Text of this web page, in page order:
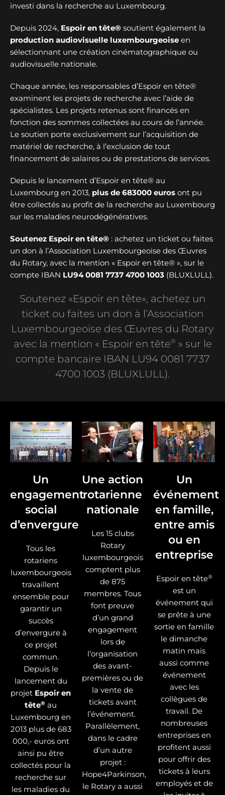
investi dans la recherche au Luxembourg.
Depuis 2024, Espoir en tête® soutient également la
production audiovisuelle luxembourgeoise en
sélectionnant une création cinématographique ou
audiovisuelle nationale.
Chaque année, les responsables d’Espoir en tête®
examinent les projets de recherche avec l’aide de
spécialistes. Les projets retenus sont financés en
fonction des sommes collectées au cours de l’année.
Le soutien porte exclusivement sur l’acquisition de
matériel de recherche, à l’exclusion de tout
financement de salaires ou de prestations de services.
Depuis le lancement d’Espoir en tête® au
Luxembourg en 2013, plus de 683000 euros ont pu
être collectés au profit de la recherche au Luxembourg
sur les maladies neurodégénératives.
Soutenez Espoir en tête® : achetez un ticket ou faites
un don à l’Association Luxembourgeoise des Œuvres
du Rotary, avec la mention « Espoir en tête® », sur le
compte IBAN LU94 0081 7737 4700 1003 (BLUXLULL).
Soutenez «Espoir en tête», achetez un
ticket ou faites un don à l’Association
Luxembourgeoise des Œuvres du Rotary
avec la mention « Espoir en tête® » sur le
compte bancaire IBAN LU94 0081 7737
4700 1003 (BLUXLULL).
Un
engagement
social
d’envergure
Tous les
rotariens
luxembourgeois
travaillent
ensemble pour
garantir un
succès
d’envergure à
ce projet
commun.
Depuis le
lancement du
projet Espoir en
tête® au
Luxembourg en
2013 plus de 683
000,- euros ont
ainsi pu être
collectés pour la
recherche sur
les maladies du
Une action
rotarienne
nationale
Les 15 clubs
Rotary
luxembourgeois
comptent plus
de 875
membres. Tous
font preuve
d’un grand
engagement
lors de
l’organisation
des avant-
premières ou de
la vente de
tickets avant
l’événement.
Parallèlement,
dans le cadre
d’un autre
projet :
Hope4Parkinson,
le Rotary a aussi
Un
événement
en famille,
entre amis
ou en
entreprise
Espoir en tête®
est un
événement qui
se prête à une
sortie en famille
le dimanche
matin mais
aussi comme
événement
avec les
collègues de
travail. De
nombreuses
entreprises en
profitent aussi
pour offrir des
tickets à leurs
employés et de